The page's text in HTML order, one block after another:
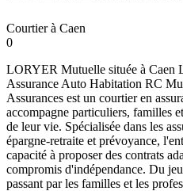
Courtier à Caen
0
LORYER Mutuelle située à Caen
Assurance Auto Habitation RC
Assurances est un courtier en
accompagne particuliers, familles
de leur vie. Spécialisée dans les
épargne-retraite et prévoyance,
capacité à proposer des contrats
compromis d'indépendance. Du
passant par les familles et les